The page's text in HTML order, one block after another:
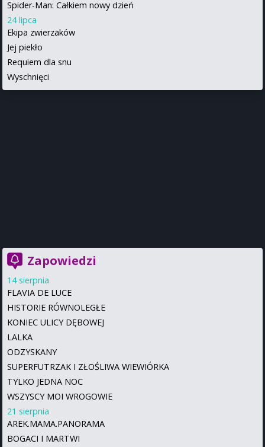
Spider-Man: Całkiem nowy dzień
24 lipca
Ekipa zwierzaków
Jej piekło
Requiem dla snu
Wyschnięci
Zapowiedzi
14 sierpnia
FLAVIA DE LUCE
HISTORIE RÓWNOLEGŁE
KONIEC ULICY DĘBOWEJ
LALKA
ODZYSKANY
SUPERFUTRZAK I ZŁOŚLIWA WIEWIÓRKA
TYLKO JEDNA NOC
WSZYSCY MOI WROGOWIE
21 sierpnia
AREK.MAMA.PANORAMA
BOGACI I MARTWI